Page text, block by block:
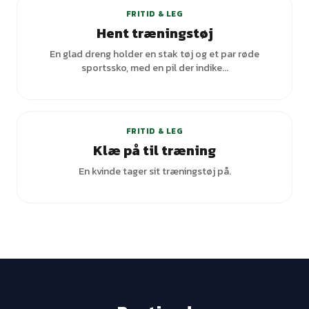
FRITID & LEG
Hent træningstøj
En glad dreng holder en stak tøj og et par røde
sportssko, med en pil der indike...
FRITID & LEG
Klæ på til træning
En kvinde tager sit træningstøj på.